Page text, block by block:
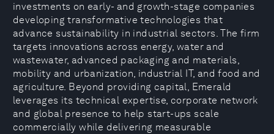
investments on early- and growth-stage companies
developing transformative technologies that
advance sustainability in industrial sectors. The firm
targets innovations across energy, water and
wastewater, advanced packaging and materials,
mobility and urbanization, industrial IT, and food and
agriculture. Beyond providing capital, Emerald
leverages its technical expertise, corporate network
and global presence to help start-ups scale
commercially while delivering measurable